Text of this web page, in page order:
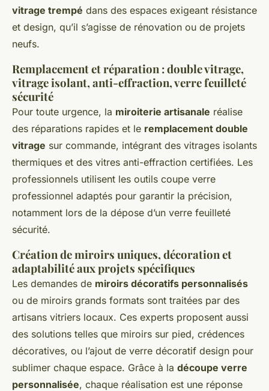
vitrage trempé dans des espaces exigeant résistance
et design, qu’il s’agisse de rénovation ou de projets
neufs.
Remplacement et réparation : double vitrage,
vitrage isolant, anti-effraction, verre feuilleté
sécurité
Pour toute urgence, la miroiterie artisanale réalise
des réparations rapides et le remplacement double
vitrage sur commande, intégrant des vitrages isolants
thermiques et des vitres anti-effraction certifiées. Les
professionnels utilisent les outils coupe verre
professionnel adaptés pour garantir la précision,
notamment lors de la dépose d’un verre feuilleté
sécurité.
Création de miroirs uniques, décoration et
adaptabilité aux projets spécifiques
Les demandes de miroirs décoratifs personnalisés
ou de miroirs grands formats sont traitées par des
artisans vitriers locaux. Ces experts proposent aussi
des solutions telles que miroirs sur pied, crédences
décoratives, ou l’ajout de verre décoratif design pour
sublimer chaque espace. Grâce à la découpe verre
personnalisée, chaque réalisation est une réponse